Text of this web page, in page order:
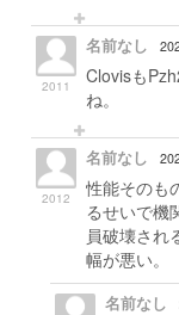
2011
名前なし
Clovisも
ね。
2012
名前なし
性能そのも
るせいで機
員破壊さ
幅が悪い。
名前なし